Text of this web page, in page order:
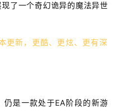
了一个奇幻诡异的魔法异世
仍是一款处于EA阶段的新游